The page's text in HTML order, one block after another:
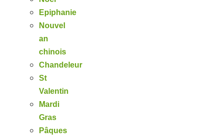
Epiphanie
Nouvel
an
chinois
Chandeleur
St
Valentin
Mardi
Gras
Pâques